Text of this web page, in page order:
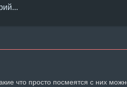
что просто посмеятся с них